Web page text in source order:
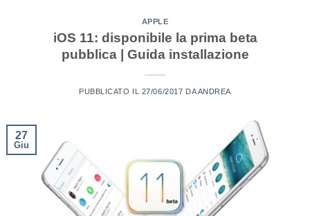
APPLE
iOS 11: disponibile la prima beta
pubblica | Guida installazione
PUBBLICATO IL 27/06/2017 DAANDREA
27
Giu